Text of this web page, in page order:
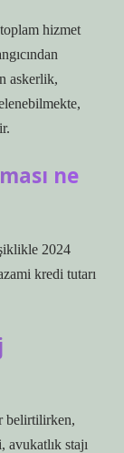
hizmet
askerlik,
ne
2024
kredi tutarı
belirtilirken,
stajı